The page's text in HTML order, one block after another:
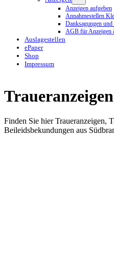
Anzeigen aufgeben
Annahmestellen
Danksagungen und
AGB für Anzeigen
Auslagestellen
ePaper
Shop
Impressum
Traueranzeigen
Finden Sie hier Traueranzeigen,
Beileidsbekundungen aus